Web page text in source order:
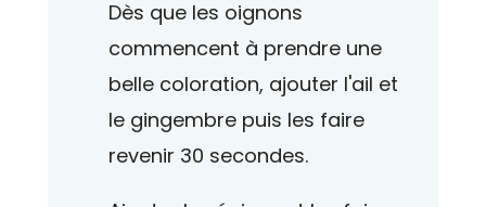
Dès que les oignons
commencent à prendre une
belle coloration, ajouter l'ail et
le gingembre puis les faire
revenir 30 secondes.